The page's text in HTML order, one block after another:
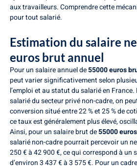
aux travailleurs. Comprendre cette
pour tout salarié.
Estimation du salaire
euros brut annuel
Pour un salaire annuel de55000 euros
peut varier significativement selon
l’emploi et au statut du salarié en
salarié du secteur privé non-cadre, on
conversion situé entre 22 % et 25 % de
ce taux est généralement plus élevé,
Ainsi, pour un salaire brut de55000
salarié non-cadre pourrait percevoir un
250 € à 42 900 €, ce qui correspond à un
d’environ 3 437 € à 3 575 €. Pour un